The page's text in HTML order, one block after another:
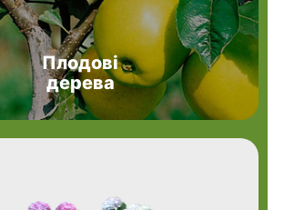
Плодові
дерева